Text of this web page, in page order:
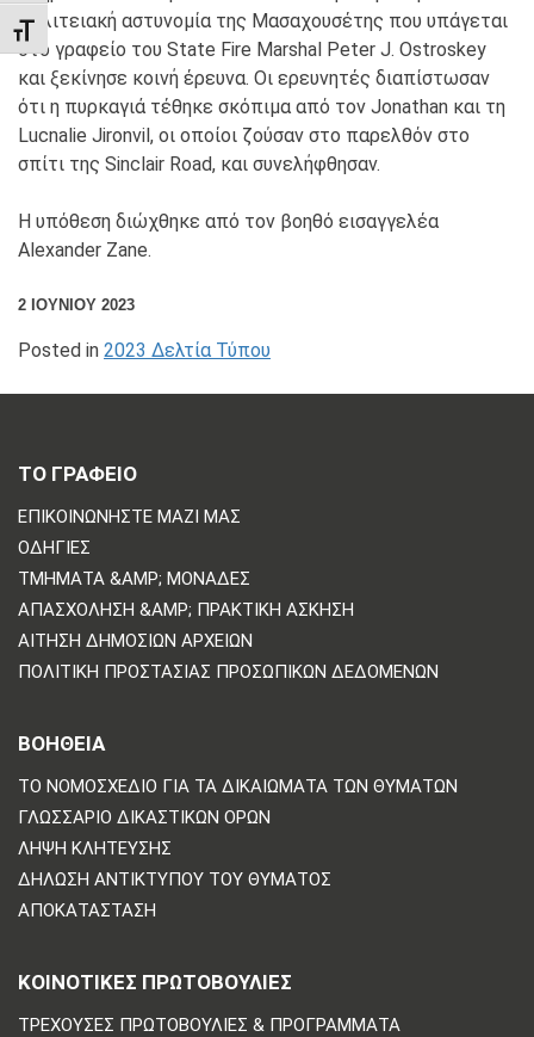
TOGGLE FONT SIZE
πολιτειακή αστυνομία της Μασαχουσέτης που υπάγεται
στο γραφείο του State Fire Marshal Peter J. Ostroskey
και ξεκίνησε κοινή έρευνα. Οι ερευνητές διαπίστωσαν
ότι η πυρκαγιά τέθηκε σκόπιμα από τον Jonathan και τη
Lucnalie Jironvil, οι οποίοι ζούσαν στο παρελθόν στο
σπίτι της Sinclair Road, και συνελήφθησαν.
Η υπόθεση διώχθηκε από τον βοηθό εισαγγελέα
Alexander Zane.
2 ΙΟΥΝΊΟΥ 2023
Posted in 2023 Δελτία Τύπου
ΤΟ ΓΡΑΦΕΙΟ
ΕΠΙΚΟΙΝΩΝΗΣΤΕ ΜΑΖΙ ΜΑΣ
ΟΔΗΓΊΕΣ
ΤΜΉΜΑΤΑ &AMP; ΜΟΝΆΔΕΣ
ΑΠΑΣΧΌΛΗΣΗ &AMP; ΠΡΑΚΤΙΚΉ ΆΣΚΗΣΗ
ΑΊΤΗΣΗ ΔΗΜΌΣΙΩΝ ΑΡΧΕΊΩΝ
ΠΟΛΙΤΙΚΗ ΠΡΟΣΤΑΣΙΑΣ ΠΡΟΣΩΠΙΚΩΝ ΔΕΔΟΜΕΝΩΝ
ΒΟΗΘΕΙΑ
ΤΟ ΝΟΜΟΣΧΈΔΙΟ ΓΙΑ ΤΑ ΔΙΚΑΙΏΜΑΤΑ ΤΩΝ ΘΥΜΆΤΩΝ
ΓΛΩΣΣΆΡΙΟ ΔΙΚΑΣΤΙΚΏΝ ΌΡΩΝ
ΛΉΨΗ ΚΛΉΤΕΥΣΗΣ
ΔΉΛΩΣΗ ΑΝΤΙΚΤΎΠΟΥ ΤΟΥ ΘΎΜΑΤΟΣ
ΑΠΟΚΑΤΆΣΤΑΣΗ
ΚΟΙΝΟΤΙΚΈΣ ΠΡΩΤΟΒΟΥΛΊΕΣ
ΤΡΈΧΟΥΣΕΣ ΠΡΩΤΟΒΟΥΛΊΕΣ & ΠΡΟΓΡΆΜΜΑΤΑ